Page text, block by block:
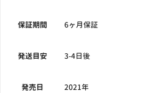
保証期間 6ヶ月保証
発送目安 3-4日後
発売日 2021年